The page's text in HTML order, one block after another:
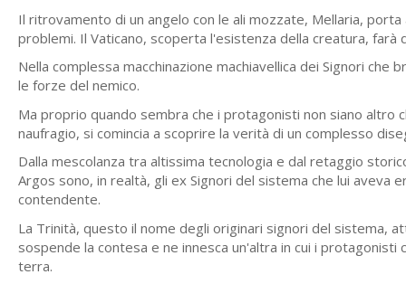
Il ritrovamento di un angelo con le ali mozzate, Mellaria,
problemi. Il Vaticano, scoperta l'esistenza della creatura,
Nella complessa macchinazione machiavellica dei Signori
le forze del nemico.
Ma proprio quando sembra che i protagonisti non siano
naufragio, si comincia a scoprire la verità di un complesso
Dalla mescolanza tra altissima tecnologia e dal retaggio
Argos sono, in realtà, gli ex Signori del sistema che lui
contendente.
La Trinità, questo il nome degli originari signori del sistema,
sospende la contesa e ne innesca un'altra in cui i
terra.